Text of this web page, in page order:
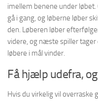
imellem benene under
gå i gang, og løberne løber
den. Løberen løber
videre, og næste spiller
løbere i mål vinder.
Få hjælp udefra,
Hvis du virkelig vil